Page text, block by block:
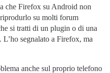
che Firefox su Android non
su molti forum
si tratti di un plugin o di una
segnalato a Firefox, ma
anche sul proprio telefono